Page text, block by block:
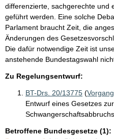
differenzierte, sachgerechte und
geführt werden. Eine solche
Parlament braucht Zeit, die
Änderungen des
Die dafür notwendige Zeit ist
anstehende Bundestagswahl
Zu Regelungsentwurf:
BT-Drs. 20/13775 (Vorgang
Entwurf eines Gesetzes
Schwangerschaftsabbruchs
Betroffene Bundesgesetze (1):